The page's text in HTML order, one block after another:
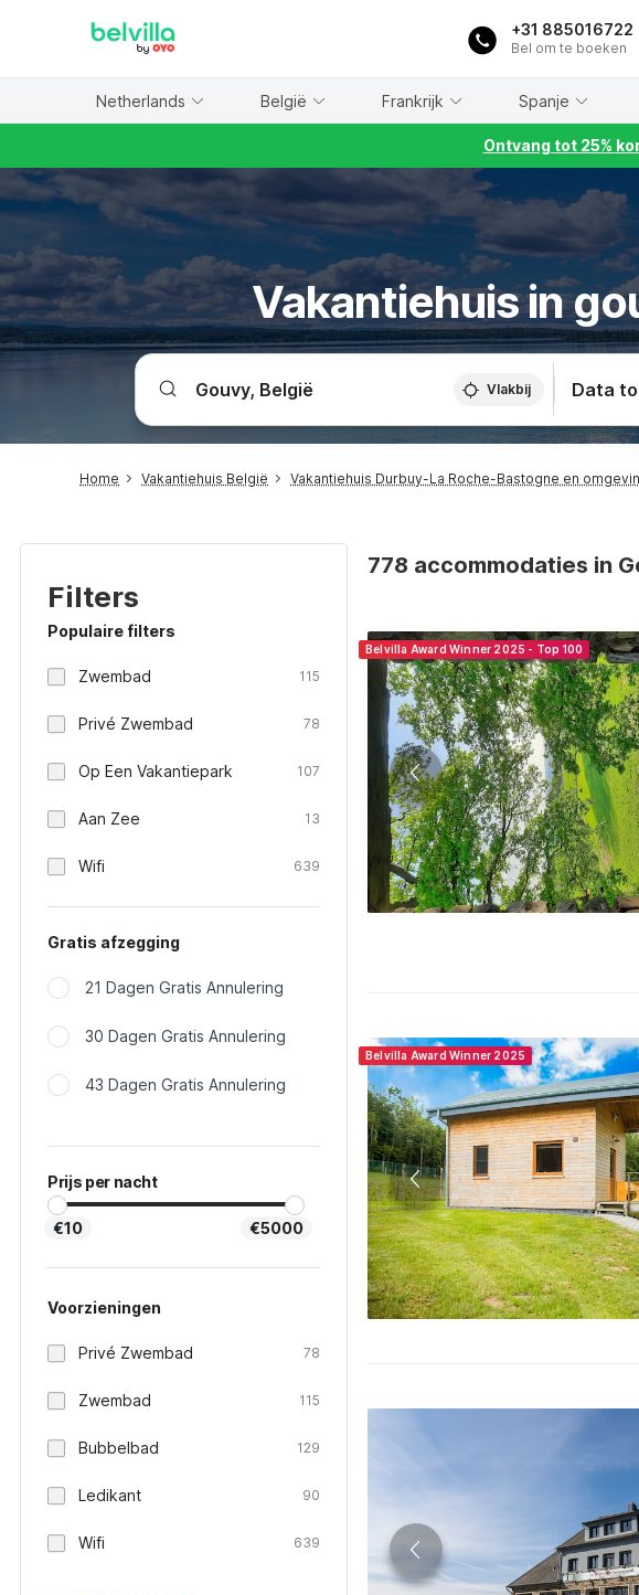
+31 885016722
Bel om te boeken
Netherlands België Frankrijk Spanje
Ontvang tot 25%
Vakantiehuis in
Vlakbij Data
Home Vakantiehuis België Vakantiehuis Durbuy-La Roche-Bastogne en
Filters
Populaire filters
Zwembad 115
Privé Zwembad 78
Op Een Vakantiepark 107
Aan Zee 13
Wifi 639
Gratis afzegging
21 Dagen Gratis Annulering
30 Dagen Gratis Annulering
43 Dagen Gratis Annulering
Prijs per nacht
€10 €5000
Voorzieningen
Privé Zwembad 78
Zwembad 115
Bubbelbad 129
Ledikant 90
Wifi 639
778 accommodaties in
Belvilla Award Winner 2025 - Top 100
Belvilla Award Winner 2025